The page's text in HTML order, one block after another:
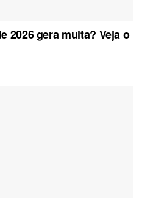
2026 gera multa? Veja o